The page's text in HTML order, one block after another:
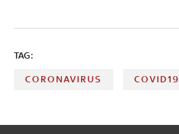
TAG:
CORONAVIRUS COVID19